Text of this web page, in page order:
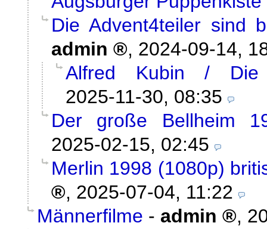
Die Advent4teiler sind
admin
, 2024-09-14,
Alfred Kubin / Die
2025-11-30, 08:35
Der große Bellheim
2025-02-15, 02:45
Merlin 1998 (1080p)
, 2025-07-04, 11:22
Männerfilme - admin ,